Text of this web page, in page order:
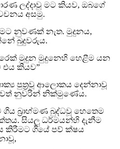
ලද්දාවූ මට කියව, ඔබගේ
අසමු.
නුවණක් නැත. මුදුනය,
බුදුවරුය.
මුදුන මුදුනෙහි හෙළීම යන
එය කියව”
පුත්‍රවූ ආලොකය දෙන්නාවූ
නුවරින් නික්මුණේය.
බ්‍රාහ්මණ බුද්ධවූ හෙතෙම
සියලු ධර්මයන්හි දැනීම
කිරීමට ගියේ පව් ක්ෂය